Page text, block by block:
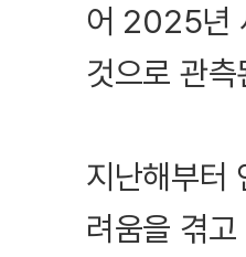
어 2025년
것으로 관측
지난해부터
려움을 겪